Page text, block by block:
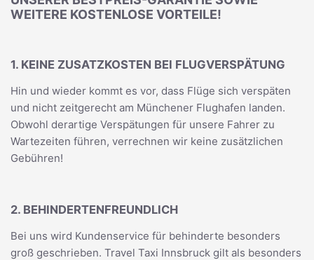
WEITERE KOSTENLOSE VORTEILE!
1. KEINE ZUSATZKOSTEN BEI FLUGVERSPÄTUNG
Hin und wieder kommt es vor, dass Flüge sich verspäten
und nicht zeitgerecht am Münchener Flughafen landen.
Obwohl derartige Verspätungen für unsere Fahrer zu
Wartezeiten führen, verrechnen wir keine zusätzlichen
Gebühren!
2. BEHINDERTENFREUNDLICH
Bei uns wird Kundenservice für behinderte besonders
groß geschrieben. Travel Taxi Innsbruck gilt als besonders